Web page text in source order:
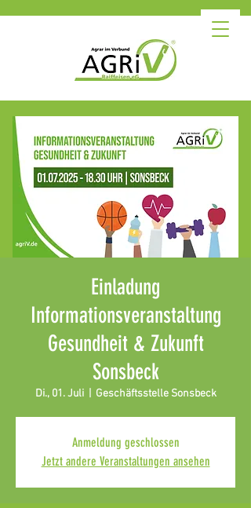
Einladung
Informationsveranstaltung
Gesundheit & Zukunft
Sonsbeck
Di., 01. Juli
  |
Geschäftsstelle Sonsbeck
Anmeldung geschlossen
Jetzt andere Veranstaltungen ansehen